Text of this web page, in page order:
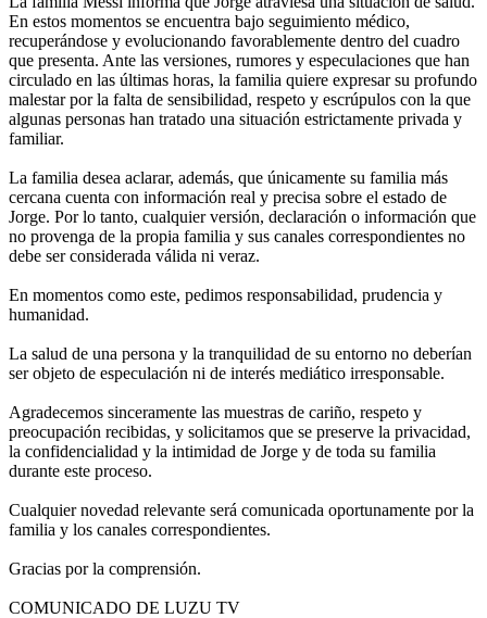
En estos momentos se encuentra bajo seguimiento médico,
recuperándose y evolucionando favorablemente dentro del cuadro
que presenta. Ante las versiones, rumores y especulaciones que han
circulado en las últimas horas, la familia quiere expresar su profundo
malestar por la falta de sensibilidad, respeto y escrúpulos con la que
algunas personas han tratado una situación estrictamente privada y
familiar.
La familia desea aclarar, además, que únicamente su familia más
cercana cuenta con información real y precisa sobre el estado de
Jorge. Por lo tanto, cualquier versión, declaración o información que
no provenga de la propia familia y sus canales correspondientes no
debe ser considerada válida ni veraz.
En momentos como este, pedimos responsabilidad, prudencia y
humanidad.
La salud de una persona y la tranquilidad de su entorno no deberían
ser objeto de especulación ni de interés mediático irresponsable.
Agradecemos sinceramente las muestras de cariño, respeto y
preocupación recibidas, y solicitamos que se preserve la privacidad,
la confidencialidad y la intimidad de Jorge y de toda su familia
durante este proceso.
Cualquier novedad relevante será comunicada oportunamente por la
familia y los canales correspondientes.
Gracias por la comprensión.
COMUNICADO DE LUZU TV